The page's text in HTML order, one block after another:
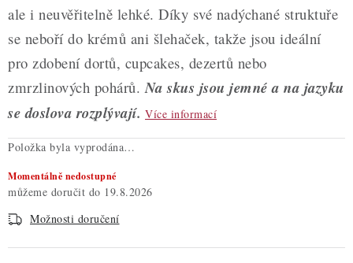
ale i neuvěřitelně lehké. Díky své nadýchané struktuře
se neboří do krémů ani šlehaček, takže jsou ideální
pro zdobení dortů, cupcakes, dezertů nebo
zmrzlinových pohárů.Na skus jsou jemné a na jazyku
se doslova rozplývají. Více informací
Položka byla vyprodána…
Momentálně nedostupné
19.8.2026
Možnosti doručení